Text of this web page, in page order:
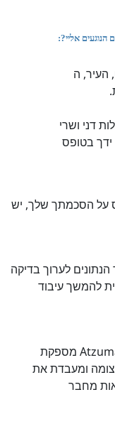
הנוגעים אליי?:
העיר, ה
דני ושרי
בטופס
על הסכמתך שלך, יש
לערוך בדיקה
להמשך עיבוד
Atzuma.net (Petitions.com Group Oy) מספקת
ומעבדת את
מחבר